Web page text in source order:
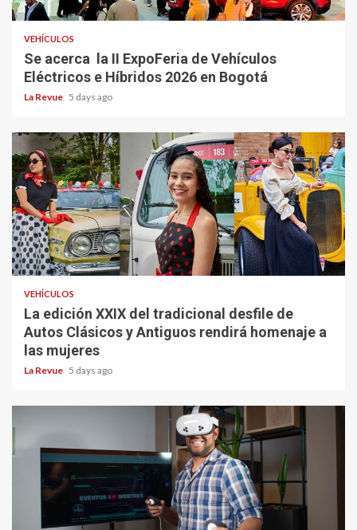
VEHÍCULOS
Se acerca la II ExpoFeria de Vehículos
Eléctricos e Híbridos 2026 en Bogotá
La Revue 5 days ago
VEHÍCULOS
La edición XXIX del tradicional desfile de
Autos Clásicos y Antiguos rendirá homenaje a
las mujeres
La Revue 5 days ago